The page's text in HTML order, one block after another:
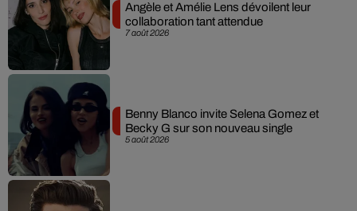
7 août 2026
Angèle et Amélie Lens dévoilent leur
collaboration tant attendue
5 août 2026
Benny Blanco invite Selena Gomez et
Becky G sur son nouveau single